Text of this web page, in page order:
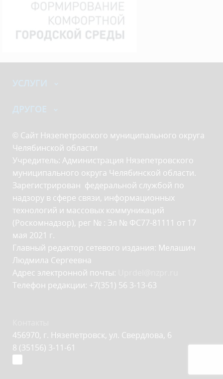
УСЛУГИ
ДРУГОЕ
© Сайт Нязепетровского муниципального округа
Челябинской области
Учредитель: Администрация Нязепетровского
муниципального округа Челябинской области.
Зарегистрирован федеральной службой по
надзору в сфере связи, информационных
технологий и массовых коммуникаций
(Роскомнадзор), рег № : Эл № ФС77-81111 от 17
мая 2021 г.
Главный редактор сетевого издания: Мелашич
Людмила Сергеевна
Адрес электронной почты:
Телефон редакции: +7(351) 56 3-13-63
456970, г. Нязепетровск, ул. Свердлова, 6
8 (35156) 3-11-61